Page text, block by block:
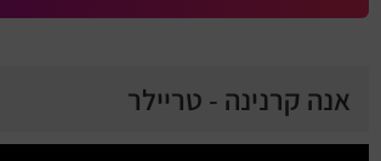
אנה קרנינה - טריילר